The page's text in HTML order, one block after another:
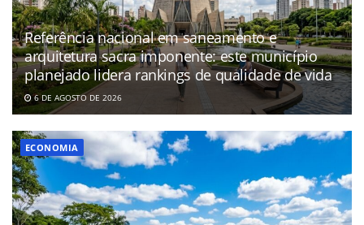
Referência nacional em saneamento e
arquitetura sacra imponente: este município
planejado lidera rankings de qualidade de vida
6 DE AGOSTO DE 2026
ECONOMIA